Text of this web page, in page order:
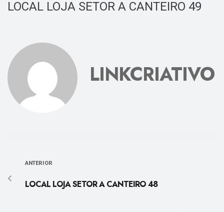
LOCAL LOJA SETOR A CANTEIRO 49
LINKCRIATIVO
ANTERIOR
LOCAL LOJA SETOR A CANTEIRO 48